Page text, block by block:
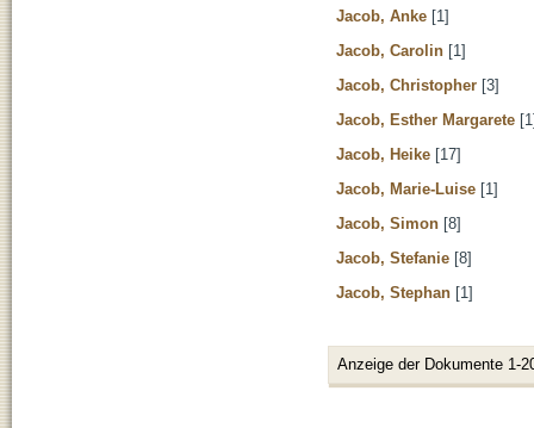
Jacob, Anke [1]
Jacob, Carolin [1]
Jacob, Christopher [3]
Jacob, Esther Margarete
Jacob, Heike [17]
Jacob, Marie-Luise [1]
Jacob, Simon [8]
Jacob, Stefanie [8]
Jacob, Stephan [1]
Anzeige der Dokumente 1-